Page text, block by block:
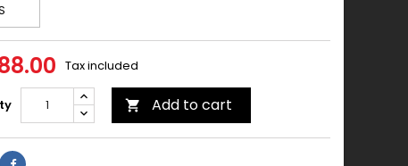
Tax included
 Add to cart